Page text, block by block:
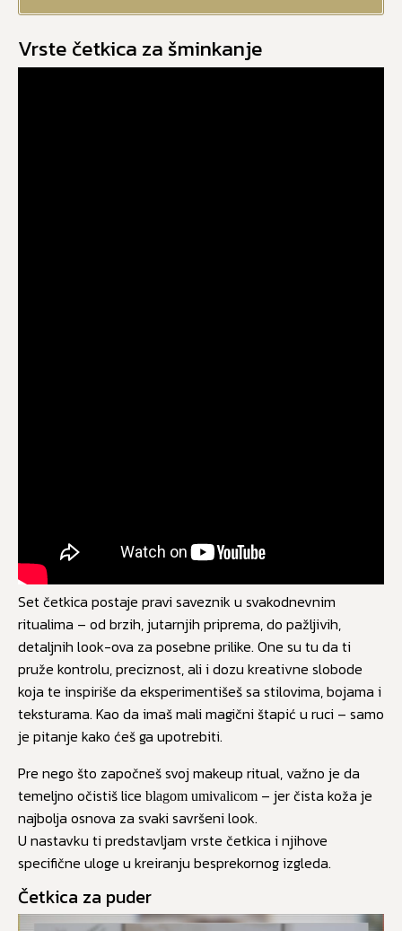
Vrste četkica za šminkanje
Set četkica postaje pravi saveznik u svakodnevnim
ritualima – od brzih, jutarnjih priprema, do pažljivih,
detaljnih look-ova za posebne prilike. One su tu da ti
pruže kontrolu, preciznost, ali i dozu kreativne slobode
koja te inspiriše da eksperimentišeš sa stilovima, bojama i
teksturama. Kao da imaš mali magični štapić u ruci – samo
je pitanje kako ćeš ga upotrebiti.
Pre nego što započneš svoj makeup ritual, važno je da
temeljno očistiš lice blagom umivalicom – jer čista koža je
najbolja osnova za svaki savršeni look.
U nastavku ti predstavljam vrste četkica i njihove
specifične uloge u kreiranju besprekornog izgleda.
Četkica za puder